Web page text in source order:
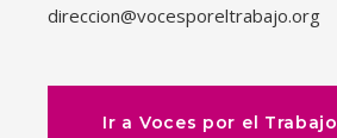
direccion@vocesporeltrabajo.org
Ir a Voces por el Trabajo